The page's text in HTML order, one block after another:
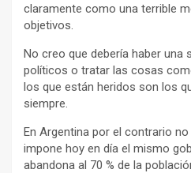
claramente como una terrible
objetivos.
No creo que debería haber una
políticos o tratar las cosas
los que están heridos son los
siempre.
En Argentina por el contrario
impone hoy en día el mismo
abandona al 70 % de la